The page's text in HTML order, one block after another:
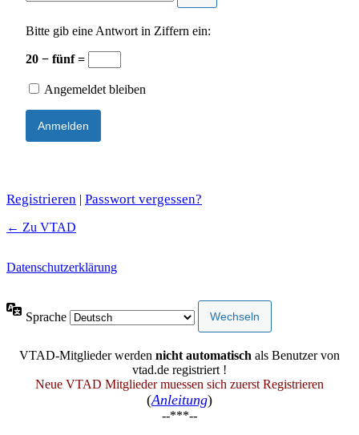
Bitte gib eine Antwort in Ziffern ein:
20 − fünf =
Angemeldet bleiben
Registrieren | Passwort vergessen?
← Zu VTAD
Datenschutzerklärung
Sprache
VTAD-Mitglieder werden nicht automatisch als Benutzer von
vtad.de registriert !
Neue VTAD Mitglieder muessen sich zuerst Registrieren
(Anleitung)
--***--